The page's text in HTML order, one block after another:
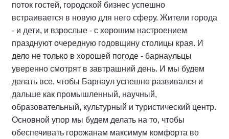
поток гостей, городской бизнес успешно
встраивается в новую для него сферу. Жители города
- и дети, и взрослые - с хорошим настроением
празднуют очередную годовщину столицы края. И
дело не только в хорошей погоде - барнаульцы
уверенно смотрят в завтрашний день. И мы будем
делать все, чтобы Барнаул успешно развивался и
дальше как промышленный, научный,
образовательный, культурный и туристический центр.
Основной упор мы будем делать на то, чтобы
обеспечивать горожанам максимум комфорта во